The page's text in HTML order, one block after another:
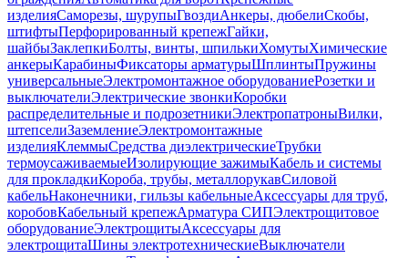
изделияСаморезы, шурупыГвоздиАнкеры, дюбелиСкобы,
штифтыПерфорированный крепежГайки,
шайбыЗаклепкиБолты, винты, шпилькиХомутыХимические
анкерыКарабиныФиксаторы арматурыШплинтыПружины
универсальныеЭлектромонтажное оборудованиеРозетки и
выключателиЭлектрические звонкиКоробки
распределительные и подрозетникиЭлектропатроныВилки,
штепселиЗаземлениеЭлектромонтажные
изделияКлеммыСредства диэлектрическиеТрубки
термоусаживаемыеИзолирующие зажимыКабель и системы
для прокладкиКороба, трубы, металлорукавСиловой
кабельНаконечники, гильзы кабельныеАксессуары для труб,
коробовКабельный крепежАрматура СИПЭлектрощитовое
оборудованиеЭлектрощитыАксессуары для
электрощитаШины электротехническиеВыключатели